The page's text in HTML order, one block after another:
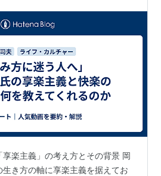
楽主義」の考え方とその背景 岡
き方の軸に享楽主義を据えてお